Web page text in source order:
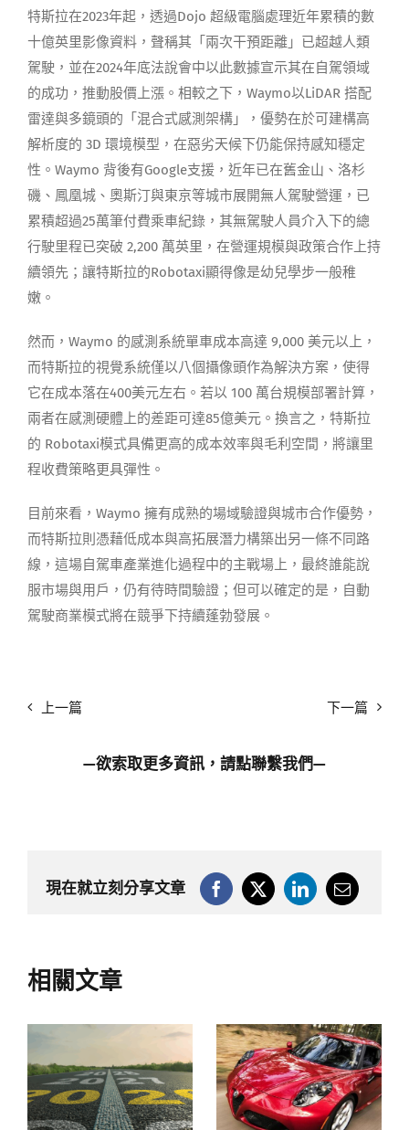
特斯拉在2023年起，透過Dojo 超級電腦處理近年累積的數
十億英里影像資料，聲稱其「兩次干預距離」已超越人類
駕駛，並在2024年底法說會中以此數據宣示其在自駕領域
的成功，推動股價上漲。相較之下，Waymo以LiDAR 搭配
雷達與多鏡頭的「混合式感測架構」，優勢在於可建構高
解析度的 3D 環境模型，在惡劣天候下仍能保持感知穩定
性。Waymo 背後有Google支援，近年已在舊金山、洛杉
磯、鳳凰城、奧斯汀與東京等城市展開無人駕駛營運，已
累積超過25萬筆付費乘車紀錄，其無駕駛人員介入下的總
行駛里程已突破 2,200 萬英里，在營運規模與政策合作上持
續領先；讓特斯拉的Robotaxi顯得像是幼兒學步一般稚
嫩。
然而，Waymo 的感測系統單車成本高達 9,000 美元以上，
而特斯拉的視覺系統僅以八個攝像頭作為解決方案，使得
它在成本落在400美元左右。若以 100 萬台規模部署計算，
兩者在感測硬體上的差距可達85億美元。換言之，特斯拉
的 Robotaxi模式具備更高的成本效率與毛利空間，將讓里
程收費策略更具彈性。
目前來看，Waymo 擁有成熟的場域驗證與城市合作優勢，
而特斯拉則憑藉低成本與高拓展潛力構築出另一條不同路
線，這場自駕車產業進化過程中的主戰場上，最終誰能說
服市場與用戶，仍有待時間驗證；但可以確定的是，自動
駕駛商業模式將在競爭下持續蓬勃發展。
上一篇 下一篇
—欲索取更多資訊，請點聯繫我們—
現在就立刻分享文章
相關文章